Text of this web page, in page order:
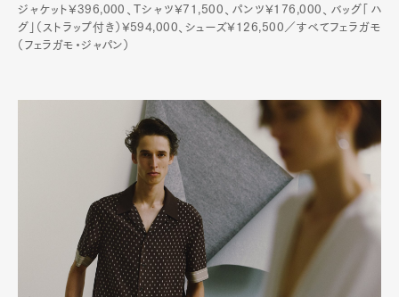
ジャケット¥396,000、Tシャツ¥71,500、パンツ¥176,000、バッグ「ハ
グ」（ストラップ付き）¥594,000、シューズ¥126,500／すべてフェラガモ
（フェラガモ・ジャパン）